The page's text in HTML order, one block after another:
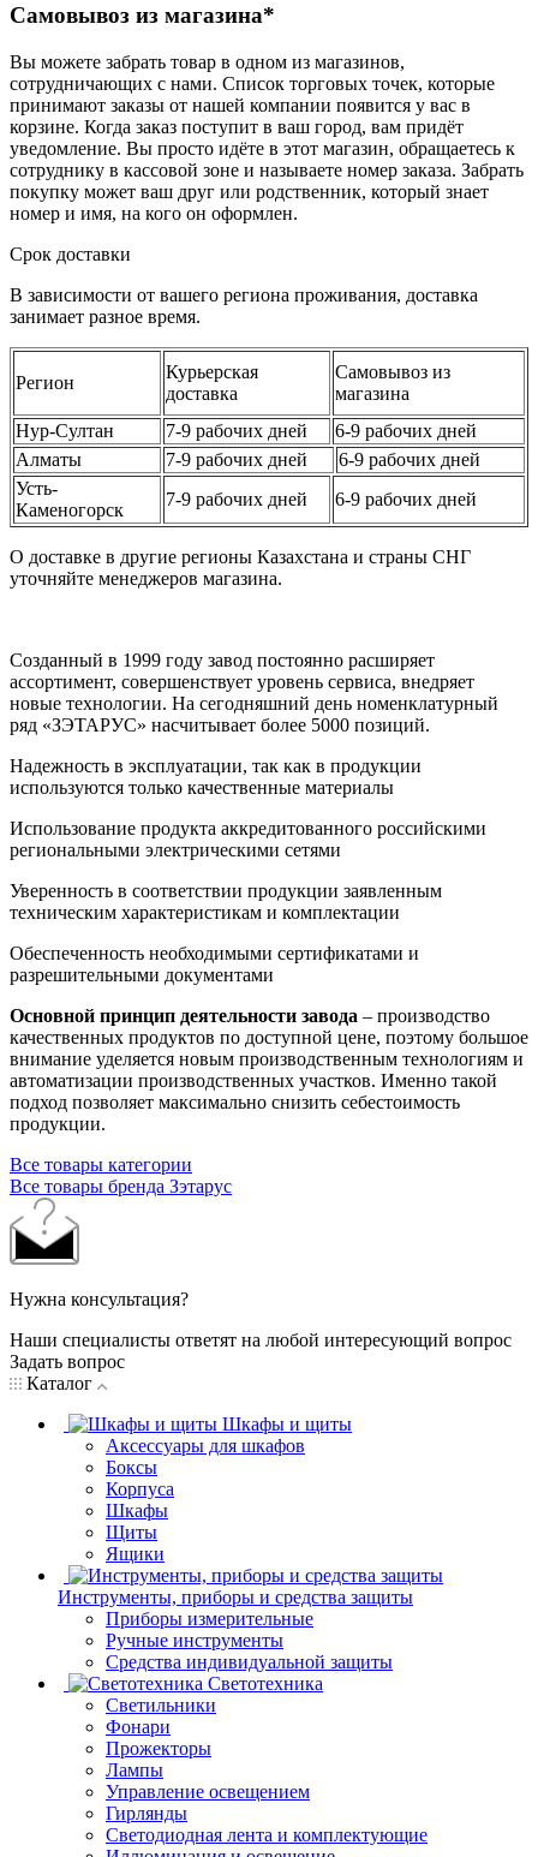
Самовывоз из магазина*
Вы можете забрать товар в одном из магазинов,
сотрудничающих с нами. Список торговых точек, которые
принимают заказы от нашей компании появится у вас в
корзине. Когда заказ поступит в ваш город, вам придёт
уведомление. Вы просто идёте в этот магазин, обращаетесь к
сотруднику в кассовой зоне и называете номер заказа. Забрать
покупку может ваш друг или родственник, который знает
номер и имя, на кого он оформлен.
Срок доставки
В зависимости от вашего региона проживания, доставка
занимает разное время.
Регион
Курьерская
доставка
Самовывоз из
магазина
Нур-Султан
7-9 рабочих дней
6-9 рабочих дней
Алматы
7-9 рабочих дней
6-9 рабочих дней
Усть-
Каменогорск
7-9 рабочих дней 6-9 рабочих дней
О доставке в другие регионы Казахстана и страны СНГ
уточняйте менеджеров магазина.
Созданный в 1999 году завод постоянно расширяет
ассортимент, совершенствует уровень сервиса, внедряет
новые технологии. На сегодняшний день номенклатурный
ряд «ЗЭТАРУС» насчитывает более 5000 позиций.
Надежность в эксплуатации, так как в продукции
используются только качественные материалы
Использование продукта аккредитованного российскими
региональными электрическими сетями
Уверенность в соответствии продукции заявленным
техническим характеристикам и комплектации
Обеспеченность необходимыми сертификатами и
разрешительными документами
Основной принцип деятельности завода – производство
качественных продуктов по доступной цене, поэтому большое
внимание уделяется новым производственным технологиям и
автоматизации производственных участков. Именно такой
подход позволяет максимально снизить себестоимость
продукции.
Все товары категории
Все товары бренда Зэтарус
Нужна консультация?
Наши специалисты ответят на любой интересующий вопрос
Задать вопрос
Каталог
Шкафы и щиты
Аксессуары для шкафов
Боксы
Корпуса
Шкафы
Щиты
Ящики
Инструменты, приборы и средства защиты
Приборы измерительные
Ручные инструменты
Средства индивидуальной защиты
Светотехника
Светильники
Фонари
Прожекторы
Лампы
Управление освещением
Гирлянды
Светодиодная лента и комплектующие